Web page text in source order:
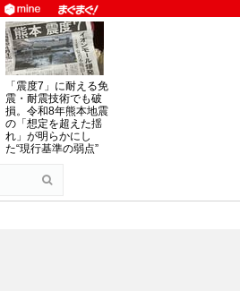
「震度7」に耐える免
震・耐震技術でも破
損。令和8年熊本地震
の「想定を超えた揺
れ」が明らかにし
た“現行基準の弱点”